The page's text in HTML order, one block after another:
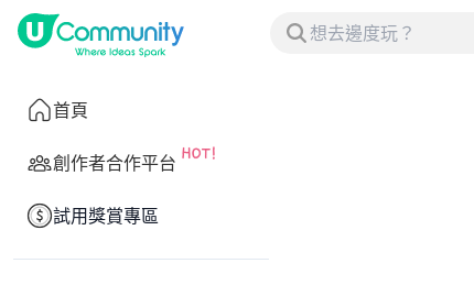
首頁
創作者合作平台
試用獎賞專區